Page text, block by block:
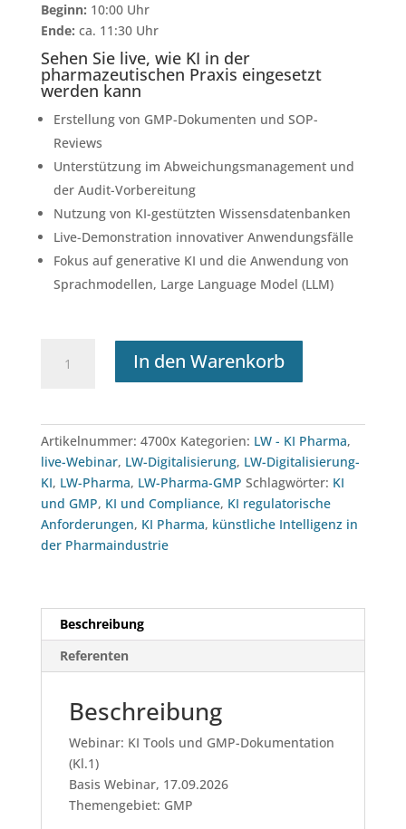
Beginn: 10:00 Uhr
Ende: ca. 11:30 Uhr
Sehen Sie live, wie KI in der
pharmazeutischen Praxis eingesetzt
werden kann
Erstellung von GMP-Dokumenten und SOP-
Reviews
Unterstützung im Abweichungsmanagement und
der Audit-Vorbereitung
Nutzung von KI-gestützten Wissensdatenbanken
Live-Demonstration innovativer Anwendungsfälle
Fokus auf generative KI und die Anwendung von
Sprachmodellen, Large Language Model (LLM)
GMP-
Dokumentation
(17.09.2026)
Menge
In den Warenkorb
Artikelnummer: 4700x Kategorien: LW - KI Pharma,
live-Webinar, LW-Digitalisierung, LW-Digitalisierung-
KI, LW-Pharma, LW-Pharma-GMP Schlagwörter: KI
und GMP, KI und Compliance, KI regulatorische
Anforderungen, KI Pharma, künstliche Intelligenz in
der Pharmaindustrie
Beschreibung
Referenten
Beschreibung
Webinar: KI Tools und GMP-Dokumentation
(Kl.1)
Basis Webinar, 17.09.2026
Themengebiet: GMP